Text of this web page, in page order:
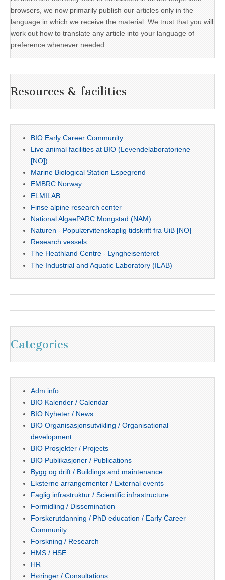
browsers, we now primarily publish our articles only in the
language in which we receive the material. We trust that you will
work out how to translate any article into your language of
preference whenever needed.
Resources & facilities
BIO Early Career Community
Live animal facilities at BIO (Levendelaboratoriene
[NO])
Marine Biological Station Espegrend
EMBRC Norway
ELMILAB
Finse alpine research center
National AlgaePARC Mongstad (NAM)
Naturen - Populærvitenskaplig tidskrift fra UiB [NO]
Research vessels
The Heathland Centre - Lyngheisenteret
The Industrial and Aquatic Laboratory (ILAB)
Categories
Adm info
BIO Kalender / Calendar
BIO Nyheter / News
BIO Organisasjonsutvikling / Organisational
development
BIO Prosjekter / Projects
BIO Publikasjoner / Publications
Bygg og drift / Buildings and maintenance
Eksterne arrangementer / External events
Faglig infrastruktur / Scientific infrastructure
Formidling / Dissemination
Forskerutdanning / PhD education / Early Career
Community
Forskning / Research
HMS / HSE
HR
Høringer / Consultations